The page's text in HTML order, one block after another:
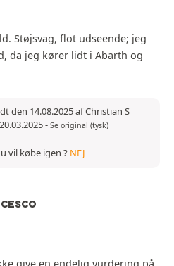
Støjsvag, flot udseende; jeg
da jeg kører lidt i Abarth og
den 14.08.2025 af Christian S
- Se original (tysk)
vil købe igen ? NEJ